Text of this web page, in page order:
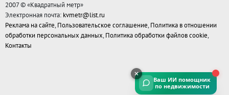
2007 © «Квадратный метр»
Электронная почта: kvmetr@list.ru
Реклама на сайте, Пользовательское соглашение, Политика в отношении
обработки персональных данных, Политика обработки файлов cookie,
Контакты
Ваш ИИ помощник
по недвижимости